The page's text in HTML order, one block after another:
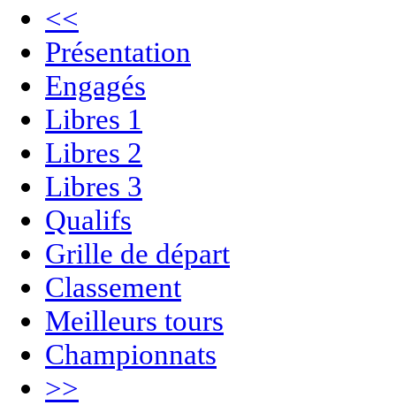
<<
Présentation
Engagés
Libres 1
Libres 2
Libres 3
Qualifs
Grille de départ
Classement
Meilleurs tours
Championnats
>>